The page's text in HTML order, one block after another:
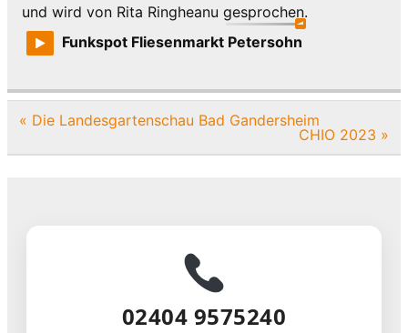
und wird von Rita Ringheanu gesprochen.
Funkspot Fliesenmarkt Petersohn
Beitragsnavigation
« Die Landesgartenschau Bad Gandersheim
CHIO 2023 »
02404 9575240